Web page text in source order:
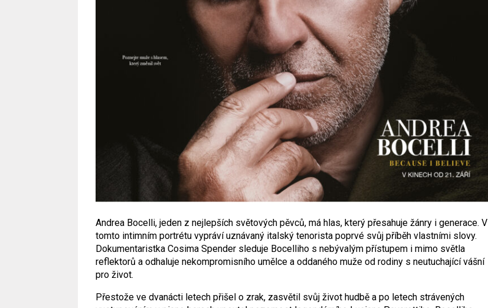
Andrea Bocelli, jeden z nejlepších světových pěvců, má hlas, který přesahuje žánry i generace. V
tomto intimním portrétu vypráví uznávaný italský tenorista poprvé svůj příběh vlastními slovy.
Dokumentaristka Cosima Spender sleduje Bocelliho s nebývalým přístupem i mimo světla
reflektorů a odhaluje nekompromisního umělce a oddaného muže od rodiny s neutuchající vášní
pro život.
Přestože ve dvanácti letech přišel o zrak, zasvětil svůj život hudbě a po letech strávených